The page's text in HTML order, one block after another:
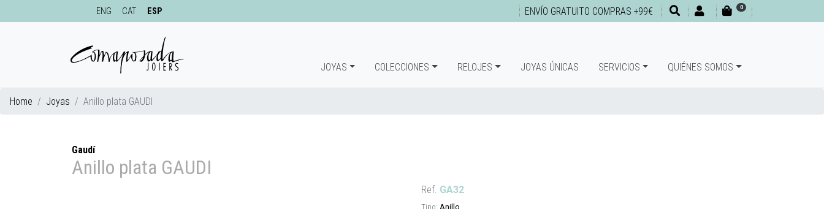
ENG CAT ESP ENVÍO GRATUITO COMPRAS +99€ 0
JOYAS COLECCIONES RELOJES JOYAS ÚNICAS SERVICIOS QUIÉNES SOMOS
Home Joyas Anillo plata GAUDI
Gaudí
Anillo plata GAUDI
Ref. GA32
Tipo: Anillo